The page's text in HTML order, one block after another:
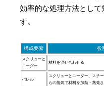
効率的な処理方法として
す。
構成要素 役
スクリューと
ニーダー
材料を混ぜ合わせる
バレル
スクリューとニーダー、スチ
らの蒸気で材料を加熱・蒸発さ